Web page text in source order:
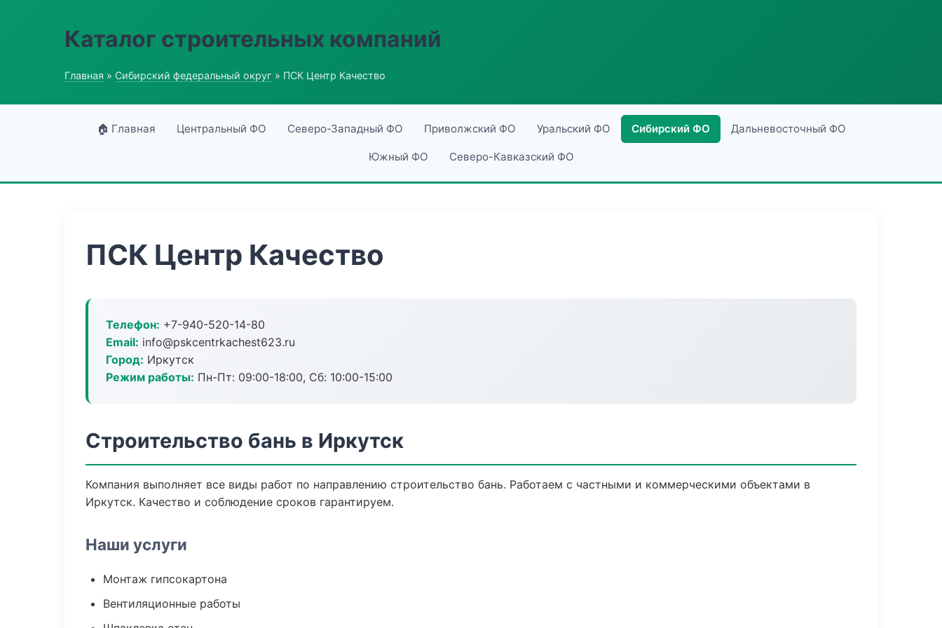
Каталог строительных компаний
Главная » Сибирский федеральный округ » ПСК Центр Качество
🏠 Главная Центральный ФО Северо-Западный ФО Приволжский ФО Уральский ФО Сибирский ФО Дальневосточный ФО
Южный ФО Северо-Кавказский ФО
ПСК Центр Качество
Телефон: +7-940-520-14-80
Email: info@pskcentrkachest623.ru
Город: Иркутск
Режим работы: Пн-Пт: 09:00-18:00, Сб: 10:00-15:00
Строительство бань в Иркутск
Компания выполняет все виды работ по направлению строительство бань. Работаем с частными и коммерческими объектами в
Иркутск. Качество и соблюдение сроков гарантируем.
Наши услуги
Монтаж гипсокартона
Вентиляционные работы